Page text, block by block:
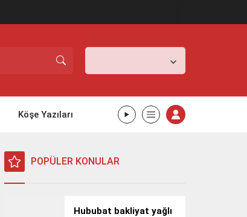
Köşe Yazıları
POPÜLER KONULAR
Hububat bakliyat yağlı